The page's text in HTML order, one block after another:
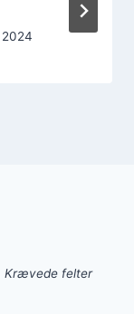
Krævede felter